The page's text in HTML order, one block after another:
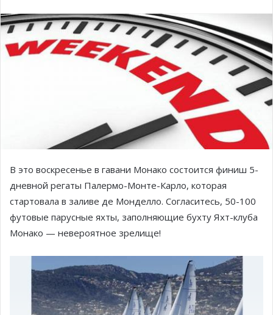
В это воскресенье в гавани Монако состоится финиш 5-
дневной регаты Палермо-Монте-Карло, которая
стартовала в заливе де Монделло. Согласитесь, 50-100
футовые парусные яхты, заполняющие бухту Яхт-клуба
Монако — невероятное зрелище!